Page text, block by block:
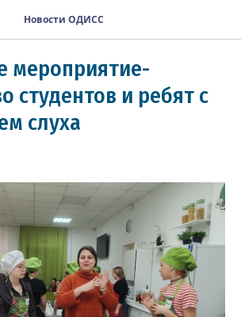
Новости ОДИСС
мероприятие-
студентов и ребят с
слуха